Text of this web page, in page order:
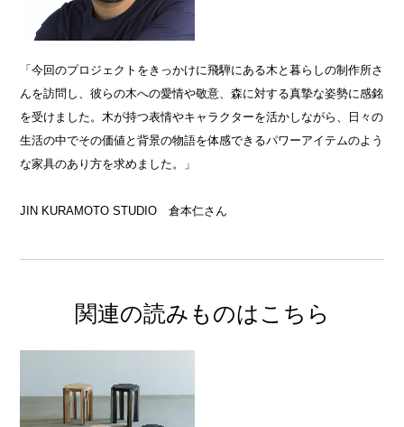
「今回のプロジェクトをきっかけに飛騨にある木と暮らしの制作所さ
んを訪問し、彼らの木への愛情や敬意、森に対する真摯な姿勢に感銘
を受けました。木が持つ表情やキャラクターを活かしながら、日々の
生活の中でその価値と背景の物語を体感できるパワーアイテムのよう
な家具のあり方を求めました。」
JIN KURAMOTO STUDIO 倉本仁さん
関連の読みものはこちら